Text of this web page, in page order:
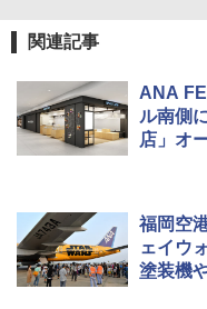
送
￥
コン
￥
関連記事
ANA
ル南側
店」オ
福岡空
ェイウ
塗装機